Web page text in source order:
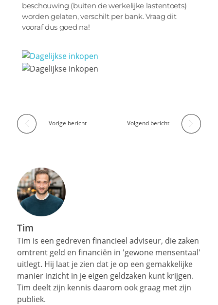
beschouwing (buiten de werkelijke lastentoets)
worden gelaten, verschilt per bank. Vraag dit
vooraf dus goed na!
Vorige bericht Volgend bericht
Tim
Tim is een gedreven financieel adviseur, die zaken
omtrent geld en financiën in 'gewone mensentaal'
uitlegt. Hij laat je zien dat je op een gemakkelijke
manier inzicht in je eigen geldzaken kunt krijgen.
Tim deelt zijn kennis daarom ook graag met zijn
publiek.